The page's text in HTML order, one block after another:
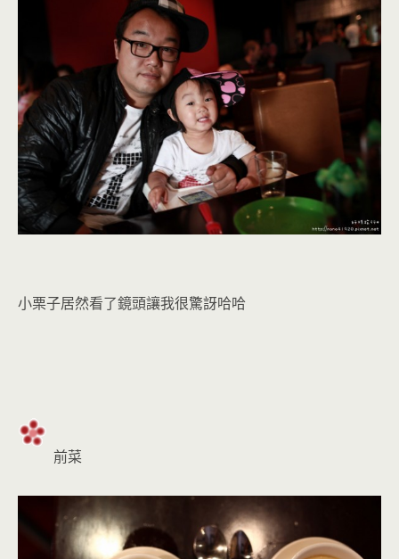
小栗子居然看了鏡頭讓我很驚訝哈哈
前菜